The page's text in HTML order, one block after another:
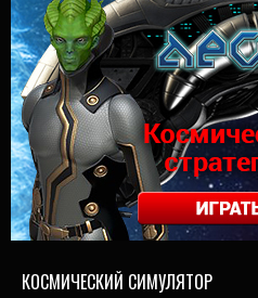
КОСМИЧЕСКИЙ СИМУЛЯТОР